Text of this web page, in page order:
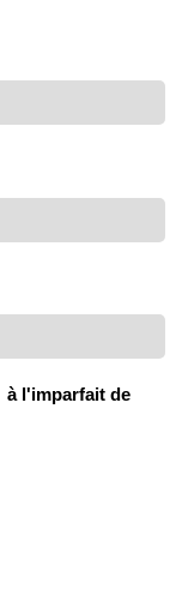
à l'imparfait de